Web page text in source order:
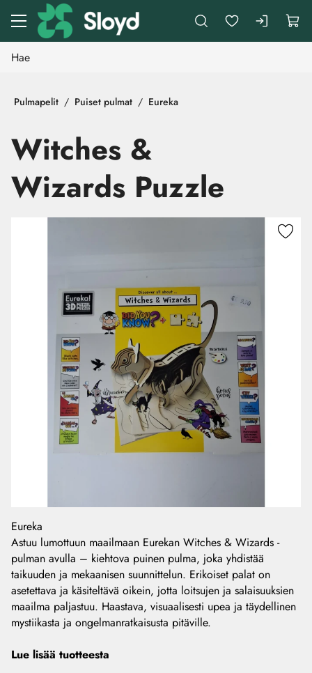
Siirry pääsisältöön
Pulmapelit Puiset pulmat Eureka
Witches &
Wizards Puzzle
Ohita kuvat
Eureka
Astuu lumottuun maailmaan Eurekan Witches & Wizards -
pulman avulla – kiehtova puinen pulma, joka yhdistää
taikuuden ja mekaanisen suunnittelun. Erikoiset palat on
asetettava ja käsiteltävä oikein, jotta loitsujen ja salaisuuksien
maailma paljastuu. Haastava, visuaalisesti upea ja täydellinen
mystiikasta ja ongelmanratkaisusta pitäville.
Lue lisää tuotteesta